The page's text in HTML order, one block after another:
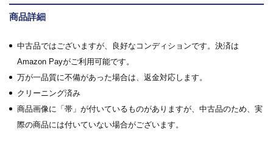
商品詳細
中古品ではございますが、良好なコンディションです。決済は
Amazon Payがご利用可能です。
万が一品質に不備があった場合は、返金対応します。
クリーニング済み
商品画像に「帯」が付いているものがありますが、中古品のため、実
際の商品には付いていない場合がございます。